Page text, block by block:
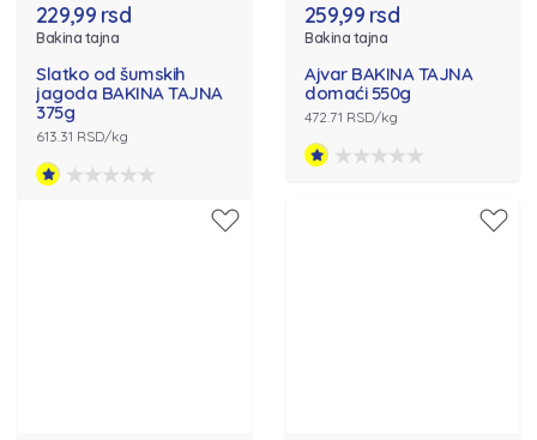
229,99 rsd
Bakina tajna
Slatko od šumskih
jagoda BAKINA TAJNA
375g
613.31 RSD/kg
259,99 rsd
Bakina tajna
Ajvar BAKINA TAJNA
domaći 550g
472.71 RSD/kg